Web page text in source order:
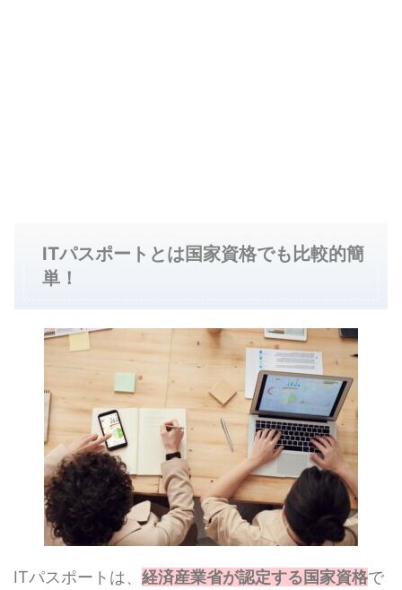
ITパスポートとは国家資格でも比較的簡
単！
ITパスポートは、 経済産業省が認定する国家資格で